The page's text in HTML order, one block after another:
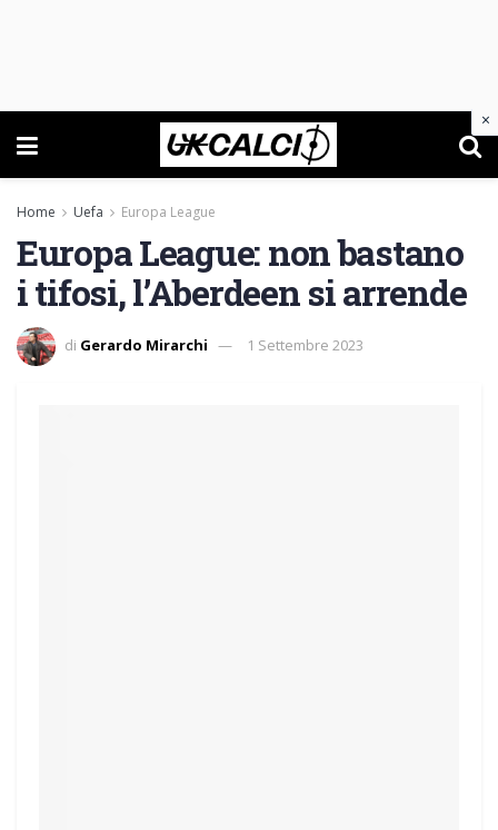
Home Uefa Europa League
Europa League: non bastano
i tifosi, l’Aberdeen si arrende
di Gerardo Mirarchi 1 Settembre 2023
×